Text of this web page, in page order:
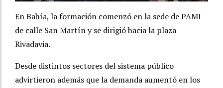
En Bahía, la formación comenzó en la sede de PAMI
de calle San Martín y se dirigió hacia la plaza
Rivadavia.
Desde distintos sectores del sistema público
advirtieron además que la demanda aumentó en los